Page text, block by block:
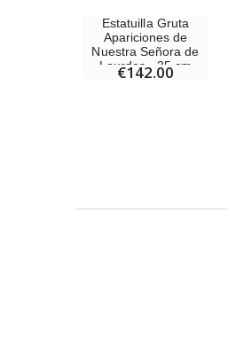
Estatuilla Gruta
Apariciones de
Nuestra Señora de
Lourdes - 35 cm
€142.00